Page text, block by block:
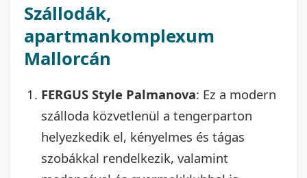
Szállodák,
apartmankomplexum
Mallorcán
FERGUS Style Palmanova: Ez a modern
szálloda közvetlenül a tengerparton
helyezkedik el, kényelmes és tágas
szobákkal rendelkezik, valamint